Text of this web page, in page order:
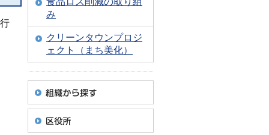
み
クリーンタウンプロジ
ェクト（まち美化）